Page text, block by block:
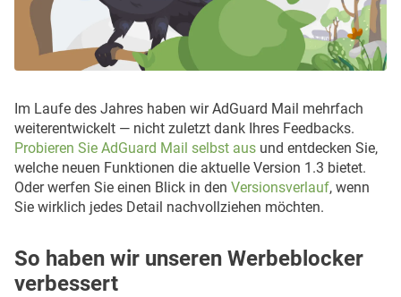
Im Laufe des Jahres haben wir AdGuard Mail mehrfach
weiterentwickelt — nicht zuletzt dank Ihres Feedbacks.
Probieren Sie AdGuard Mail selbst aus und entdecken Sie,
welche neuen Funktionen die aktuelle Version 1.3 bietet.
Oder werfen Sie einen Blick in den Versionsverlauf, wenn
Sie wirklich jedes Detail nachvollziehen möchten.
So haben wir unseren Werbeblocker
verbessert